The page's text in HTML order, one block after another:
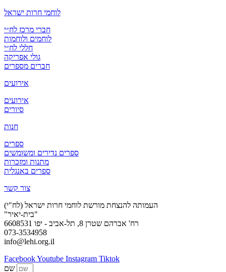
לוחמי חרות ישראל
חברי מרכז לח״י
לוחמים ולוחמות
חללי לח״י
גולי אפריקה
חברים מספרים
אירועים
אירועים
סיורים
חנות
ספרים
ספרים נדירים ומשומשים
מתנות ומזכרות
ספרים באנגלית
צור קשר
העמותה להנצחת מורשת לוחמי חרות ישראל (לח"י)
"בית-יאיר"
רח' אברהם שטרן 8, תל-אביב - יפו 6608531
073-3534958
info@lehi.org.il
FacebookYoutube Instagram Tiktok